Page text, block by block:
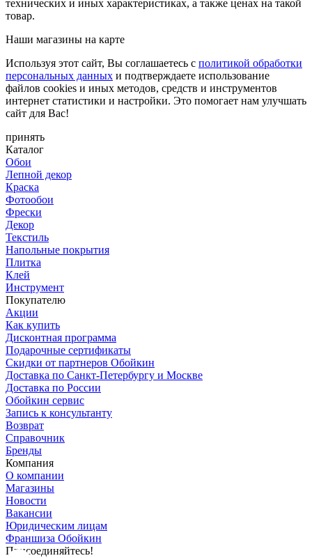
технических и иных характеристиках, а также ценах на такой
товар.
Наши магазины на карте
Используя этот сайт, Вы соглашаетесь с политикой обработки
персональных данных и подтверждаете использование
файлов cookies и иных методов, средств и инструментов
интернет статистики и настройки. Это помогает нам улучшать
сайт для Вас!
принять
Каталог
Обои
Лепной декор
Краска
Фотообои
Фрески
Декор
Текстиль
Напольные покрытия
Плитка
Клей
Инструмент
Покупателю
Акции
Как купить
Дисконтная программа
Подарочные сертификаты
Скидки от партнеров Обойкин
Доставка по Санкт-Петербургу и Москве
Доставка по России
Обойкин сервис
Запись к консультанту
Возврат
Справочник
Бренды
Компания
О компании
Магазины
Новости
Вакансии
Юридическим лицам
Франшиза Обойкин
Присоединяйтесь!